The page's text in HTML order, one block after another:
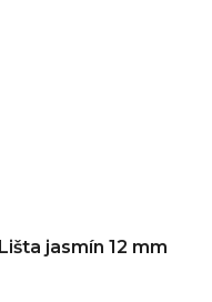
Lišta jasmín 12 mm